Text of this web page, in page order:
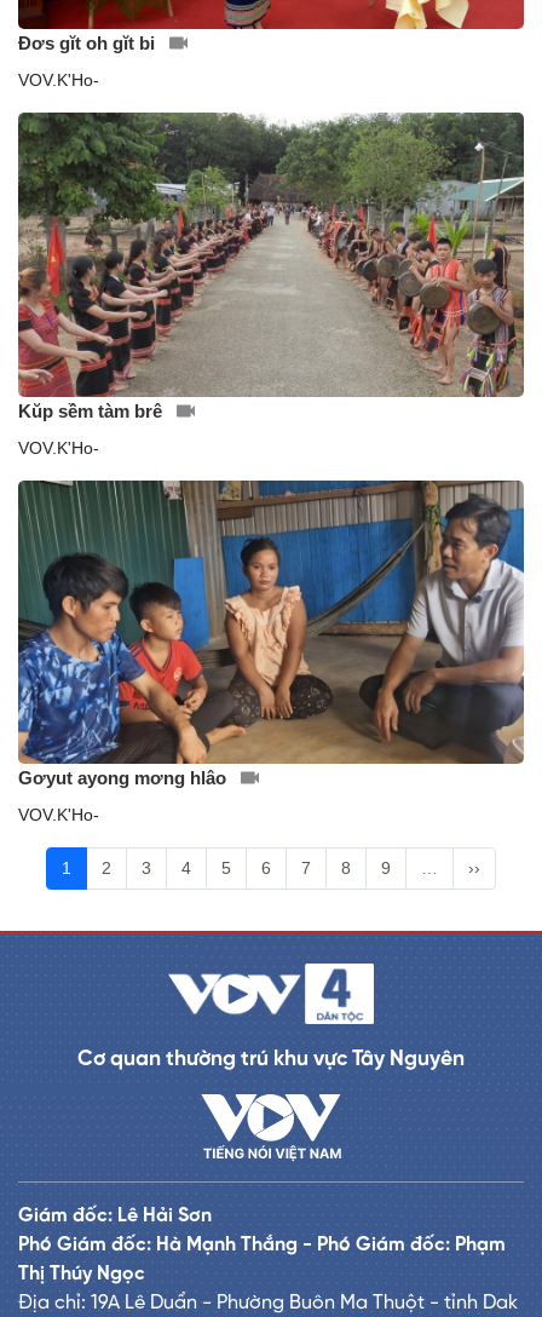
Đơs gĭt oh gĭt bi
VOV.K'Ho-
Kŭp sềm tàm brê
VOV.K'Ho-
Gơyut ayong mơng hlâo
VOV.K'Ho-
1 2 3 4 5 6 7 8 9 … ››
Cơ quan thường trú khu vực Tây Nguyên
Giám đốc: Lê Hải Sơn
Phó Giám đốc: Hà Mạnh Thắng - Phó Giám đốc: Phạm
Thị Thúy Ngọc
Địa chỉ: 19A Lê Duẩn - Phường Buôn Ma Thuột - tỉnh Dak